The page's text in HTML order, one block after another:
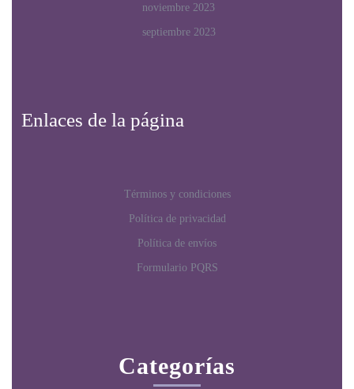
noviembre 2023
septiembre 2023
Enlaces de la página
Términos y condiciones
Política de privacidad
Política de envíos
Formulario PQRS
Categorías